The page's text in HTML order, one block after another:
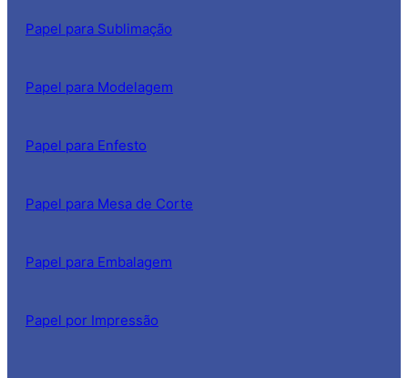
Papel para Sublimação
Papel para Modelagem
Papel para Enfesto
Papel para Mesa de Corte
Papel para Embalagem
Papel por Impressão